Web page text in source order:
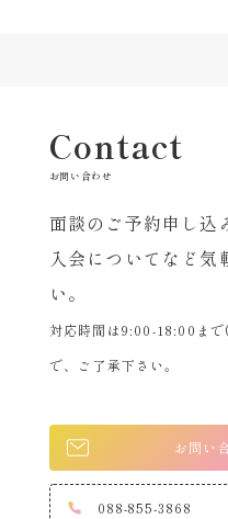
Contact
お問い合わせ
面談のご予約申し込
入会についてなど気
い。
対応時間は9:00-18:00ま
で、ご了承下さい。
お問い
088-855-3868